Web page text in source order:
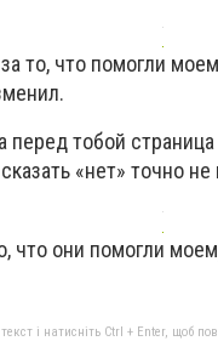
то, что помогли
перед тобой
«нет» точно не
что они помогли
і натисніть Ctrl + Enter, щоб